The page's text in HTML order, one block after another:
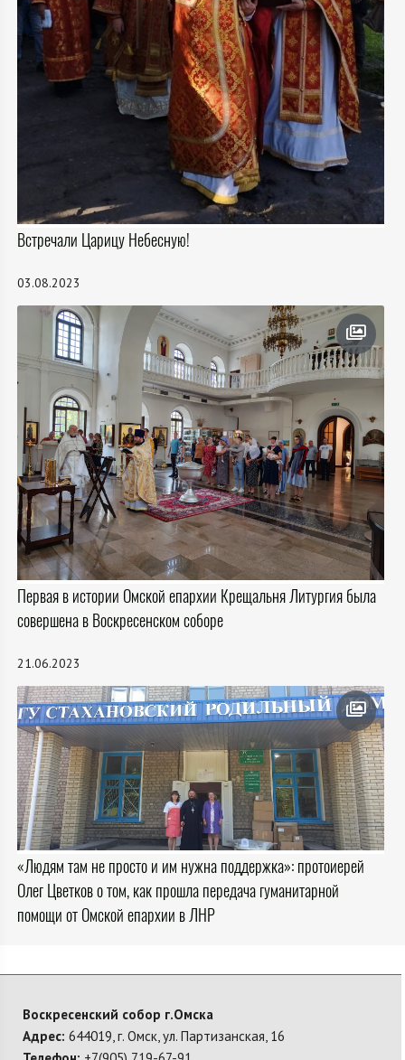
Встречали Царицу Небесную!
03.08.2023
Первая в истории Омской епархии Крещальня Литургия была
совершена в Воскресенском соборе
21.06.2023
«Людям там не просто и им нужна поддержка»: протоиерей
Олег Цветков о том, как прошла передача гуманитарной
помощи от Омской епархии в ЛНР
Воскресенский собор г.Омска
Адрес: 644019, г. Омск, ул. Партизанская, 16